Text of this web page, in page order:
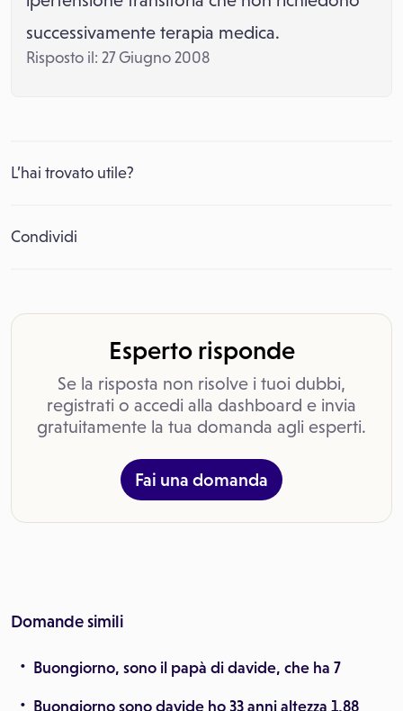
successivamente terapia medica.
Risposto il: 27 Giugno 2008
L’hai trovato utile?
Condividi
Esperto risponde
Se la risposta non risolve i tuoi dubbi,
registrati o accedi alla dashboard e invia
gratuitamente la tua domanda agli esperti.
Fai una domanda
Domande simili
Buongiorno, sono il papà di davide, che ha 7
Buongiorno sono davide ho 33 anni altezza 1,88